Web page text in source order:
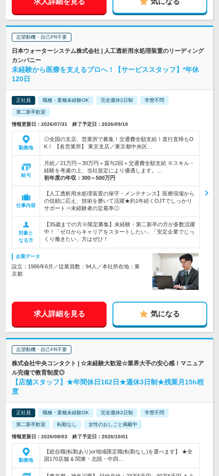
志望動機・自己PR不要
日本ウォーターシステム株式会社 | 人工透析用水処理装置のリーディング
カンパニー
未経験から医療を支えるプロへ！【サービススタッフ】*年休
120日
正社員 職種・業種未経験OK 完全週休2日制 学歴不問
第二新卒歓迎
情報更新日：2026/07/31 終了予定日：2026/09/10
勤務地
◎全国の支店、営業所で募集！交通費全額支給！直行直帰もO
K！ 【各営業所】 東京支店／東京都中央区…
給与
月給／21万円～30万円＋賞与2回＋交通費全額支給 ※スキル・
経験を考慮の上、当社規定により優遇します。…
初年度の年収： 300～500万円
仕事内容
【人工透析用水処理装置の保守・メンテナンス】医療現場から
の信頼に応え、技術を磨いて活躍★約1年続くOJTでしっかり
サポート⇒未経験者の定着率◎
対象と
なる方
【35歳までの方※限定募集】未経験・第二新卒の方が多数活躍
中！「ゼロからキャリアをスタートしたい」「安定企業でじっ
くり働きたい」方はぜひ！
企業データ
設立：1986年6月／従業員数：94人／本社所在地：東
京都
求人詳細を見る 気になる
志望動機・自己PR不要
株式会社中央コンタクト | ☆未経験大歓迎☆業界大手の安心感！マニュア
ル完備で教育制度◎
【店舗スタッフ】★年間休日162日★週休3日制★残業月15h程
度
正社員 職種・業種未経験OK 完全週休2日制 学歴不問
第二新卒歓迎 転勤なし 女性のおしごと掲載中
情報更新日：2026/08/03 終了予定日：2026/10/01
勤務地
【総合職(転勤あり)or地域限定職(転勤なし)を選べます】 ★全
国170店舗 & 関東・北陸・中四…